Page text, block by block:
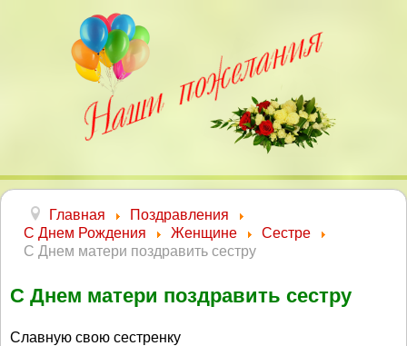
Главная
Поздравления
С Днем Рождения
Женщине
Сестре
С Днем матери поздравить сестру
С Днем матери поздравить сестру
Славную свою сестренку